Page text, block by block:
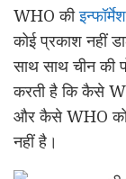
WHO की
कोई प्रकाश नहीं
साथ साथ चीन की
करती है कि कैसे
और कैसे WHO को
नहीं है।